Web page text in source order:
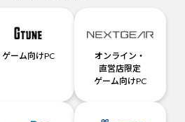
ゲーム向けPC
オンライン・
直営店限定
ゲーム向けPC